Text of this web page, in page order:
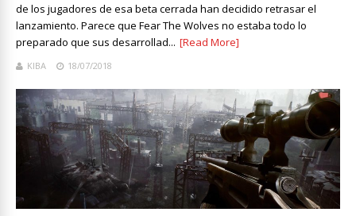
de los jugadores de esa beta cerrada han decidido retrasar el
lanzamiento. Parece que Fear The Wolves no estaba todo lo
preparado que sus desarrollad... [Read More]
KIBA 18/07/2018